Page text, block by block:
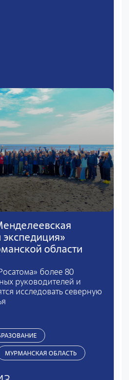
экспедиция»
области
более 80
руководителей и
исследовать северную
МУРМАНСКАЯ ОБЛАСТЬ